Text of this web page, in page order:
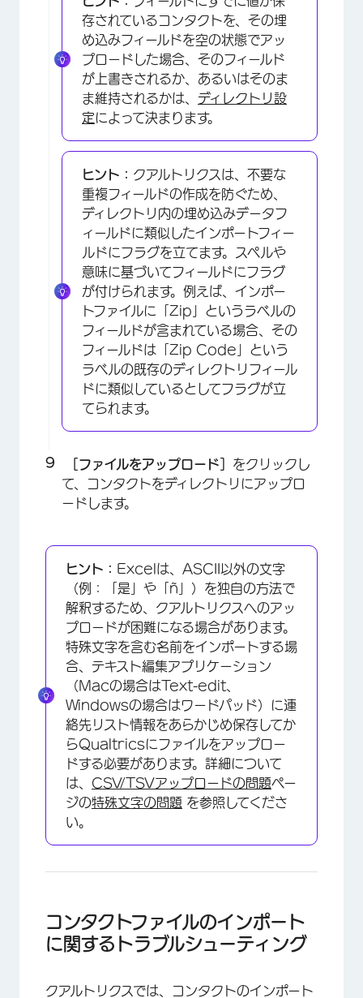
×
×
存されているコンタクトを、その埋
め込みフィールドを空の状態でアッ
プロードした場合、そのフィールド
が上書きされるか、あるいはそのま
ま維持されるかは、 ディレクトリ設
定によって決まります。
ヒント： クアルトリクスは、不要な
重複フィールドの作成を防ぐため、
ディレクトリ内の埋め込みデータフ
ィールドに類似したインポートフィー
ルドにフラグを立てます。スペルや
意味に基づいてフィールドにフラグ
が付けられます。例えば、インポー
トファイルに「Zip」というラベルの
フィールドが含まれている場合、その
フィールドは「Zip Code」という
ラベルの既存のディレクトリフィール
ドに類似しているとしてフラグが立
てられます。
［ファイルをアップロード］ をクリックし
て、コンタクトをディレクトリにアップロ
ードします。
ヒント： Excelは、ASCII以外の文字
（例：「是」や「ñ」）を独自の方法で
解釈するため、クアルトリクスへのアッ
プロードが困難になる場合があります。
特殊文字を含む名前をインポートする場
合、テキスト編集アプリケーション
（Macの場合はText-edit、
Windowsの場合はワードパッド）に連
絡先リスト情報をあらかじめ保存してか
らQualtricsにファイルをアップロー
ドする必要があります。詳細について
は、 CSV/TSVアップロードの問題ペー
ジの特殊文字の問題 を参照してくださ
い。
コンタクトファイルのインポート
に関するトラブルシューティング
クアルトリクスでは、コンタクトのインポート